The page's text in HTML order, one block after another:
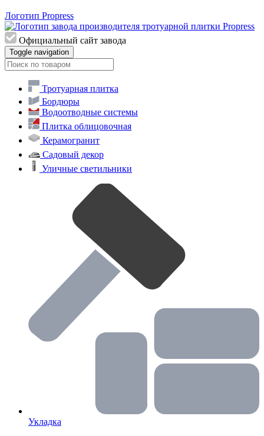
Логотип Propress
Официальный сайт завода
Toggle navigation
Тротуарная плитка
Бордюры
Водоотводные системы
Плитка облицовочная
Керамогранит
Садовый декор
Уличные светильники
Укладка